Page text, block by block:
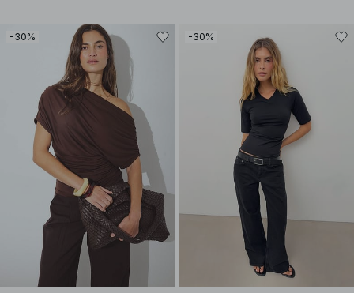
-30% -30%